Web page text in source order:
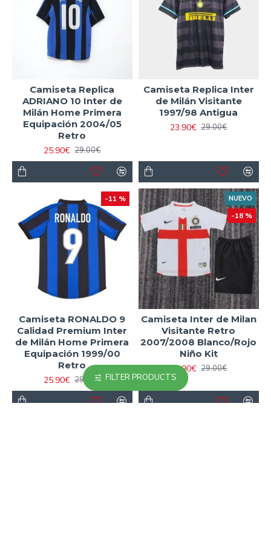
Camiseta Replica
ADRIANO 10 Inter de
Milán Home Primera
Equipación 2004/05
Retro
25.90€ 29.00€
Camiseta Replica Inter
de Milán Visitante
1997/98 Antigua
23.90€ 29.00€
-11 %
Camiseta RONALDO 9
Calidad Premium Inter
de Milán Home Primera
Equipación 1999/00
Retro
25.90€ 29.00€
NUEVO
-18 %
Camiseta Inter de Milan
Visitante Retro
2007/2008 Blanco/Rojo
Niño Kit
23.90€ 29.00€
FILTER PRODUCTS